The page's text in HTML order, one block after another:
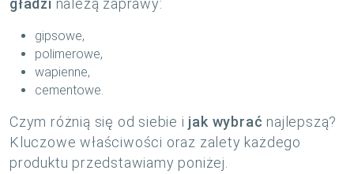
gładzi należą zaprawy:
gipsowe,
polimerowe,
wapienne,
cementowe.
Czym różnią się od siebie i jak wybrać najlepszą?
Kluczowe właściwości oraz zalety każdego
produktu przedstawiamy poniżej.